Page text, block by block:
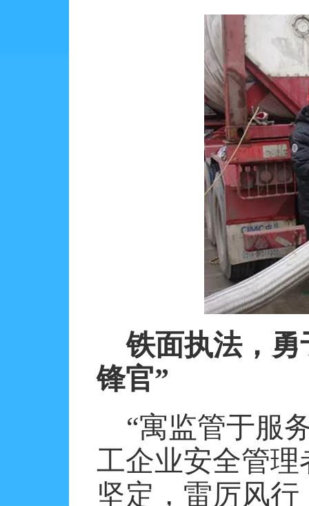
铁面执法，
锋官”
“寓监管于服
工企业安全管
坚定，雷厉风